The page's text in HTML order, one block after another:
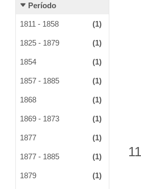
Período
1811 - 1858 (1)
1825 - 1879 (1)
1854 (1)
1857 - 1885 (1)
1868 (1)
1869 - 1873 (1)
1877 (1)
1877 - 1885 (1)
1879 (1)